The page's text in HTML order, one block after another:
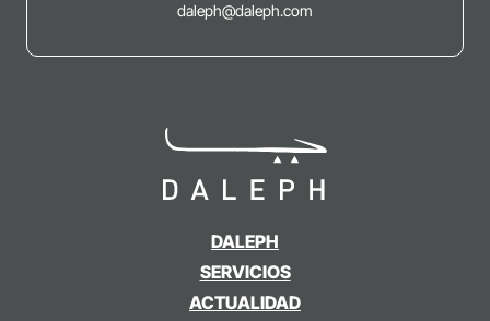
DALEPH
SERVICIOS
ACTUALIDAD
daleph@daleph.com